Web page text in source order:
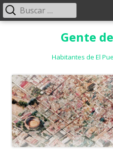
Gente
Habitantes de El
Menú
Buscar: